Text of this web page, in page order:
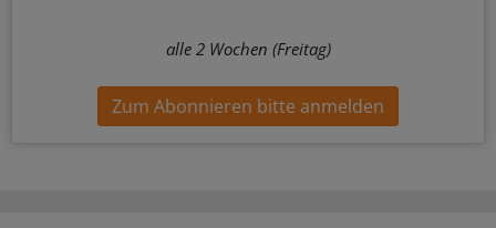
alle 2 Wochen (Freitag)
Zum Abonnieren bitte anmelden